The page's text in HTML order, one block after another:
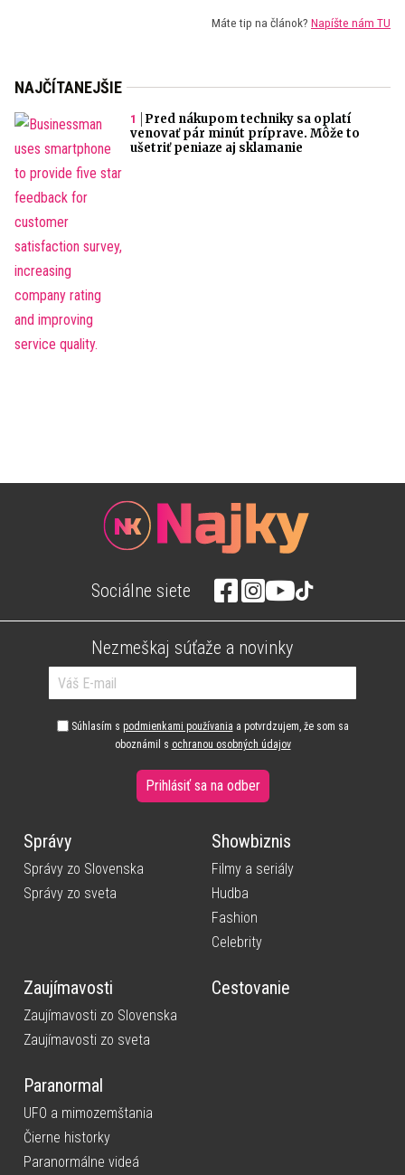
Máte tip na článok? Napíšte nám TU
NAJČÍTANEJŠIE
Pred nákupom techniky sa oplatí
venovať pár minút príprave. Môže to
ušetriť peniaze aj sklamanie
Sociálne siete
Nezmeškaj súťaže a novinky
Súhlasím s podmienkami používania a potvrdzujem, že som sa
oboznámil s ochranou osobných údajov
Prihlásiť sa na odber
Správy
Správy zo Slovenska
Správy zo sveta
Showbiznis
Filmy a seriály
Hudba
Fashion
Celebrity
Zaujímavosti
Zaujímavosti zo Slovenska
Zaujímavosti zo sveta
Cestovanie
Paranormal
UFO a mimozemštania
Čierne historky
Paranormálne videá